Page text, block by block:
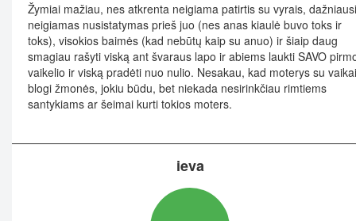
Žymiai mažiau, nes atkrenta neigiama patirtis su vyrais,
neigiamas nusistatymas prieš juo (nes anas kiaulė buvo toks ir
toks), visokios baimės (kad nebūtų kaip su anuo) ir šiaip daug
smagiau rašyti viską ant švaraus lapo ir abiems laukti SAVO
vaikelio ir viską pradėti nuo nulio. Nesakau, kad moterys su
blogi žmonės, jokiu būdu, bet niekada nesirinkčiau rimtiems
santykiams ar šeimai kurti tokios moters.
ieva